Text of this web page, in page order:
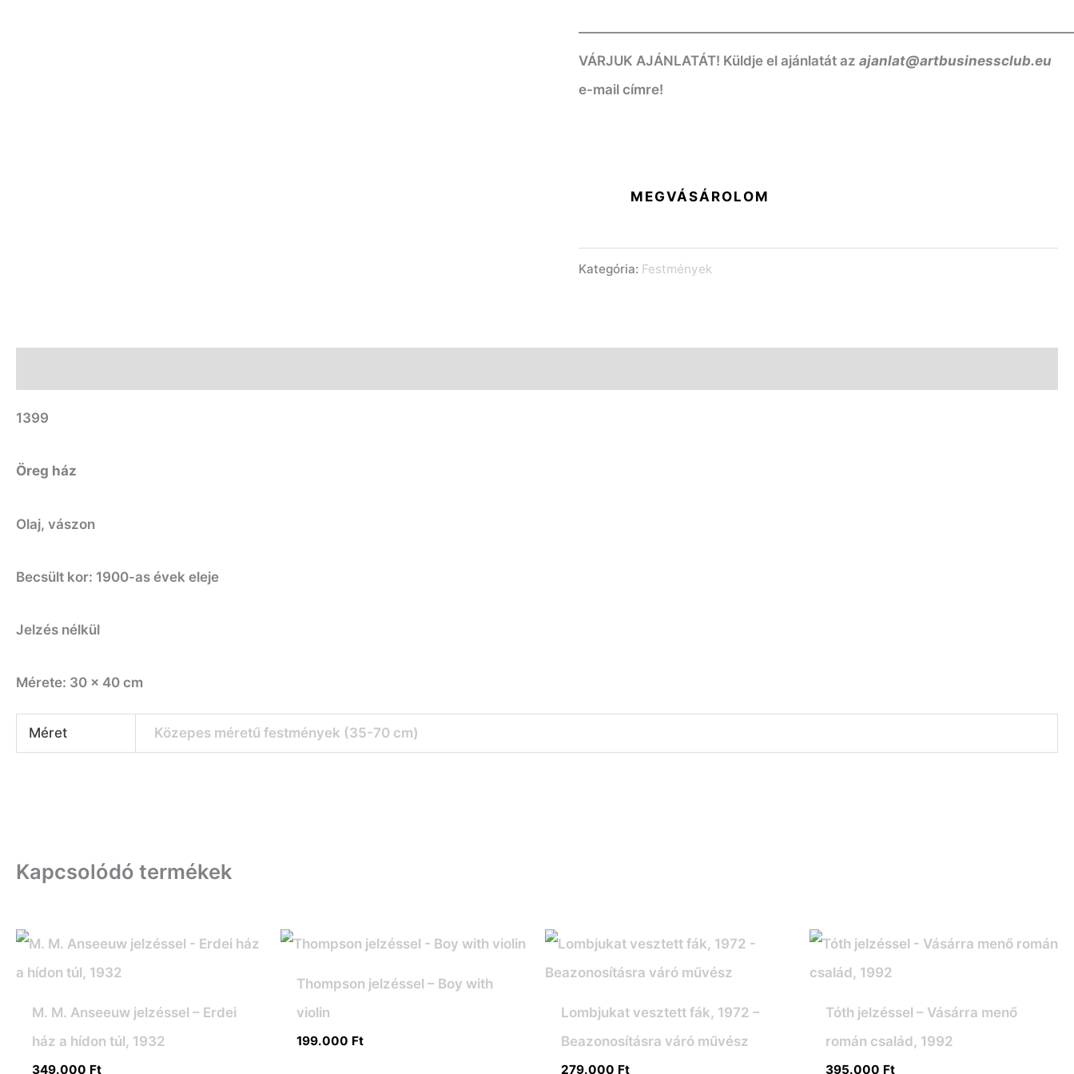
VÁRJUK AJÁNLATÁT! Küldje el ajánlatát azajanlat@artbusinessclub.eu
e-mail címre!
MEGVÁSÁROLOM
Kategória: Festmények
1399
Öreg ház
Olaj, vászon
Becsült kor: 1900-as évek eleje
Jelzés nélkül
Mérete: 30 x 40 cm
Méret Közepes méretű festmények (35-70 cm)
Kapcsolódó termékek
M. M. Anseeuw jelzéssel – Erdei
ház a hídon túl, 1932
349.000 Ft
Thompson jelzéssel – Boy with
violin
199.000 Ft
Lombjukat vesztett fák, 1972 –
Beazonosításra váró művész
279.000 Ft
Tóth jelzéssel – Vásárra menő
román család, 1992
395.000 Ft